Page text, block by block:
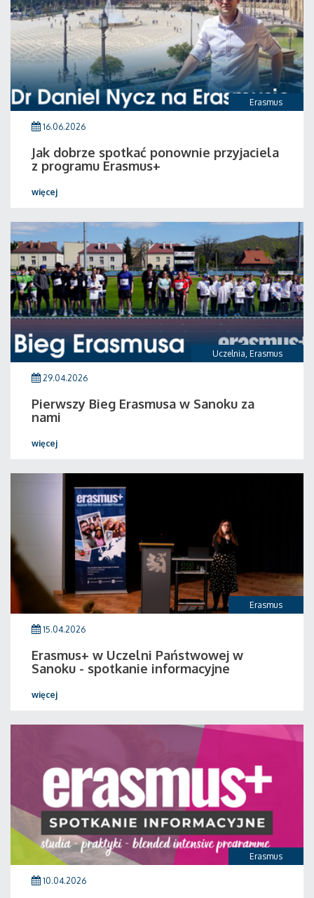
Erasmus
16.06.2026
Jak dobrze spotkać ponownie przyjaciela
z programu Erasmus+
więcej
Uczelnia, Erasmus
29.04.2026
Pierwszy Bieg Erasmusa w Sanoku za
nami
więcej
Erasmus
15.04.2026
Erasmus+ w Uczelni Państwowej w
Sanoku - spotkanie informacyjne
więcej
Erasmus
10.04.2026